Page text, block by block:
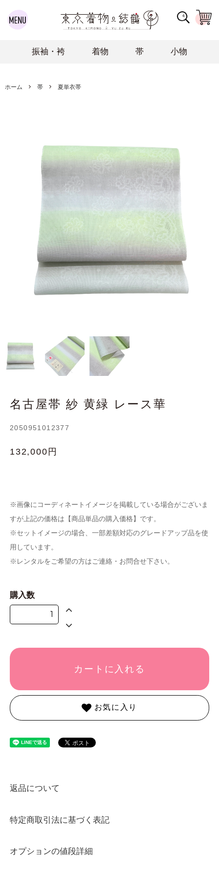
振袖・袴 着物 帯 小物
ホーム 帯 夏単衣帯
名古屋帯 紗 黄緑 レース華
2050951012377
132,000円
※画像にコーディネートイメージを掲載している場合がございま
すが上記の価格は【商品単品の購入価格】です。
※セットイメージの場合、一部差額対応のグレードアップ品を使
用しています。
※レンタルをご希望の方はご連絡・お問合せ下さい。
購入数
カートに入れる
お気に入り
返品について
特定商取引法に基づく表記
オプションの値段詳細